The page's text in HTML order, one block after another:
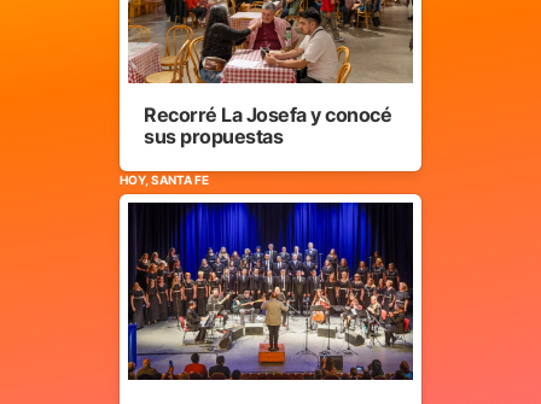
Recorré La Josefa y conocé
sus propuestas
HOY, SANTA FE